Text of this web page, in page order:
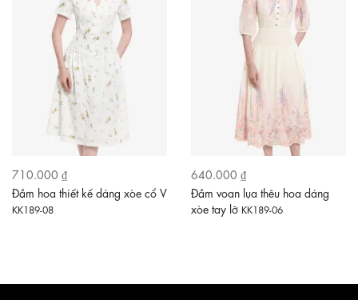
710.000 ₫
Đầm hoa thiết kế dáng xòe cổ V
KK189-08
640.000 ₫
Đầm voan lụa thêu hoa dáng
xòe tay lỡ KK189-06